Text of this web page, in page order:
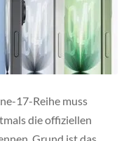
17-Reihe muss
die offiziellen